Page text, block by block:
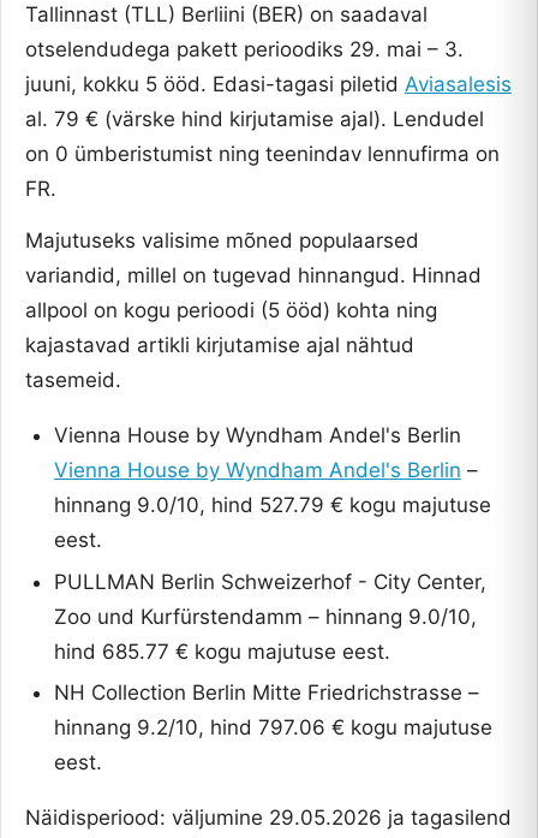
Tallinnast (TLL) Berliini (BER) on saadaval
otselendudega pakett perioodiks 29. mai – 3.
juuni, kokku 5 ööd. Edasi-tagasi piletid Aviasalesis
al. 79 € (värske hind kirjutamise ajal). Lendudel
on 0 ümberistumist ning teenindav lennufirma on
FR.
Majutuseks valisime mõned populaarsed
variandid, millel on tugevad hinnangud. Hinnad
allpool on kogu perioodi (5 ööd) kohta ning
kajastavad artikli kirjutamise ajal nähtud
tasemeid.
Vienna House by Wyndham Andel's Berlin
Vienna House by Wyndham Andel's Berlin –
hinnang 9.0/10, hind 527.79 € kogu majutuse
eest.
PULLMAN Berlin Schweizerhof - City Center,
Zoo und Kurfürstendamm – hinnang 9.0/10,
hind 685.77 € kogu majutuse eest.
NH Collection Berlin Mitte Friedrichstrasse –
hinnang 9.2/10, hind 797.06 € kogu majutuse
eest.
Näidisperiood: väljumine 29.05.2026 ja tagasilend